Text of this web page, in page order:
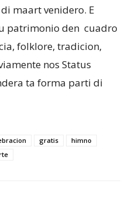
maart venidero. E
patrimonio den cuadro
folklore, tradicion,
nos Status
ta forma parti di
gratis
himno